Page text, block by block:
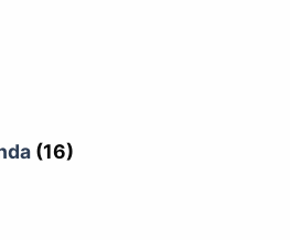
(16)